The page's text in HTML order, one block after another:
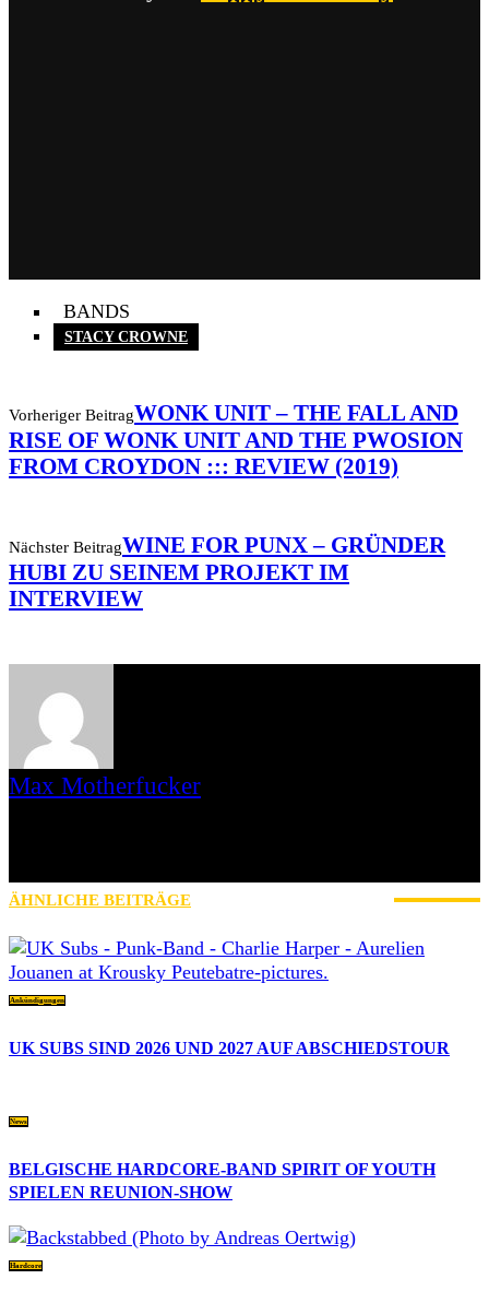
BANDS
STACY CROWNE
Vorheriger BeitragWONK UNIT – THE FALL AND
RISE OF WONK UNIT AND THE PWOSION
FROM CROYDON ::: REVIEW (2019)
Nächster BeitragWINE FOR PUNX – GRÜNDER
HUBI ZU SEINEM PROJEKT IM
INTERVIEW
Max Motherfucker
ÄHNLICHE BEITRÄGE
Ankündigungen
UK SUBS SIND 2026 UND 2027 AUF ABSCHIEDSTOUR
News
BELGISCHE HARDCORE-BAND SPIRIT OF YOUTH
SPIELEN REUNION-SHOW
Hardcore